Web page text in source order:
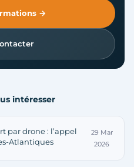
→
intéresser
par drone : l’appel
Atlantiques
29 Mar
2026